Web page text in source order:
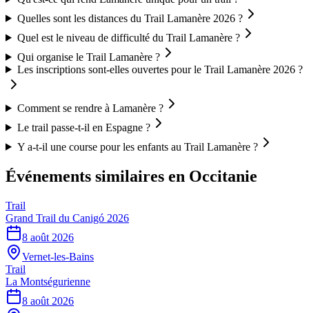
Quelles sont les distances du Trail Lamanère 2026 ?
Quel est le niveau de difficulté du Trail Lamanère ?
Qui organise le Trail Lamanère ?
Les inscriptions sont-elles ouvertes pour le Trail Lamanère 2026 ?
Comment se rendre à Lamanère ?
Le trail passe-t-il en Espagne ?
Y a-t-il une course pour les enfants au Trail Lamanère ?
Événements similaires en Occitanie
Trail
Grand Trail du Canigó 2026
8 août 2026
Vernet-les-Bains
Trail
La Montségurienne
8 août 2026